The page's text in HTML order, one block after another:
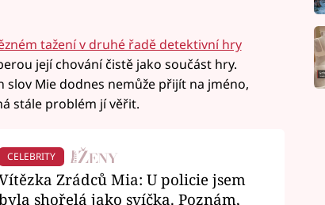
tažení v druhé řadě detektivní hry
její chování čistě jako součást hry.
slov Mie dodnes nemůže přijít na jméno,
stále problém jí věřit.
CELEBRITY
Zrádců Mia: U policie jsem
shořelá jako svíčka. Poznám,